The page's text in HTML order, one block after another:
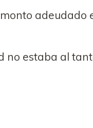
adeudado
no estaba al